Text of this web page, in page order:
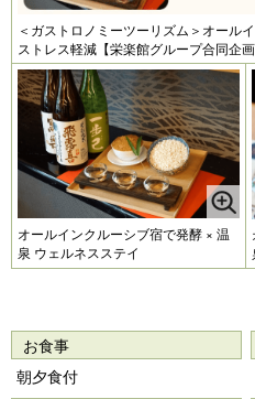
＜ガストロノミーツーリズム＞オール
ストレス軽減【栄楽館グループ合同企画
オールインクルーシブ宿で発酵 × 温
泉 ウェルネスステイ
お食事
朝夕食付